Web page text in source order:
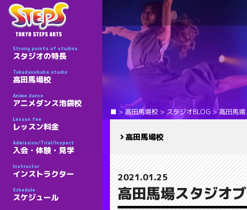
Strong points of studios
スタジオの特長
Takadanobaba studio
高田馬場校
Anime dance
アニメダンス池袋校
Lesson fee
レッスン料金
Admission/Trial/Inspect
入会・体験・見学
Instructor
インストラクター
Schedule
スケジュール
■ >高田馬場校 > スタジオBLOG >高田馬
高田馬場校
2021.01.25
高田馬場スタジ